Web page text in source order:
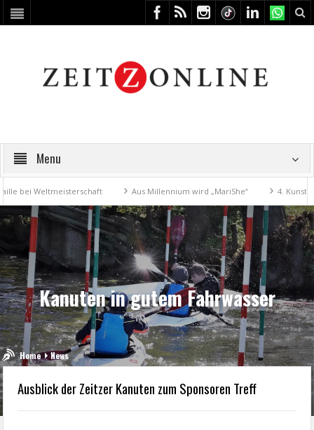
Menu
Aus Millennium wird „MariShe“ 4. Kunstfest macht
Kanuten in gutem Fahrwasser
Home News
Ausblick der Zeitzer Kanuten zum Sponsoren Treff